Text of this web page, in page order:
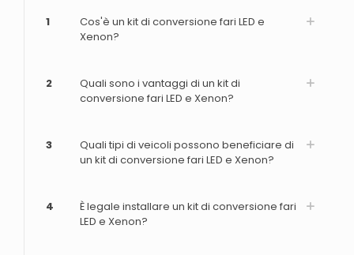
1
Cos'è un kit di conversione fari LED e
Xenon?
2
Quali sono i vantaggi di un kit di
conversione fari LED e Xenon?
3
Quali tipi di veicoli possono beneficiare di
un kit di conversione fari LED e Xenon?
4
È legale installare un kit di conversione fari
LED e Xenon?